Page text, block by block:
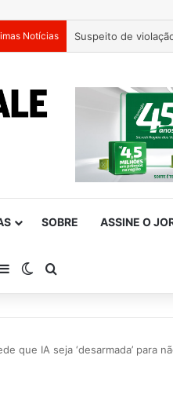
Notícias Suspeito de
SOBRE ASSINE O
Barra Lateral
Switch skin
que IA seja ‘desarmada’ para